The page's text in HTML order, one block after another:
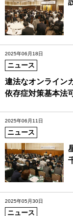
2025年06月18日
ニュース
違法なオンライン
依存症対策基本法
2025年06月11日
ニュース
2025年05月30日
ニュース